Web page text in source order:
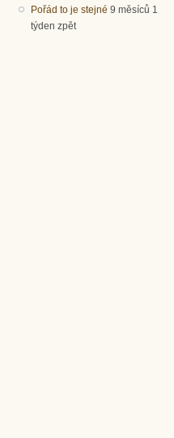
Pořád to je stejné 9 měsíců 1
týden zpět